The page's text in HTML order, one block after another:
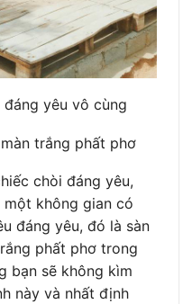
yêu vô cùng
trắng phất phơ
chòi đáng yêu,
không gian có
đáng yêu, đó là sàn
phất phơ trong
bạn sẽ không kìm
này và nhất định